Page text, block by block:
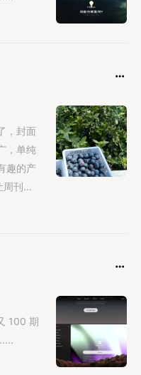
，封面
，单纯
趣的产
周刊
菜场
功
100 期